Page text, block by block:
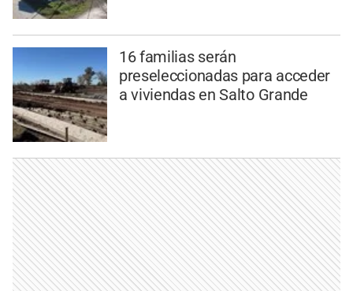
16 familias serán
preseleccionadas para acceder
a viviendas en Salto Grande